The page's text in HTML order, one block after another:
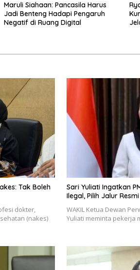
Maruli Siahaan: Pancasila Harus
Jadi Benteng Hadapi Pengaruh
Negatif di Ruang Digital
Tak Boleh
dokter,
(nakes)
Sari Yuliati Ingatkan
Ilegal, Pilih Jalur Resmi
WAKIL Ketua Dewan
Yuliati meminta pekerja